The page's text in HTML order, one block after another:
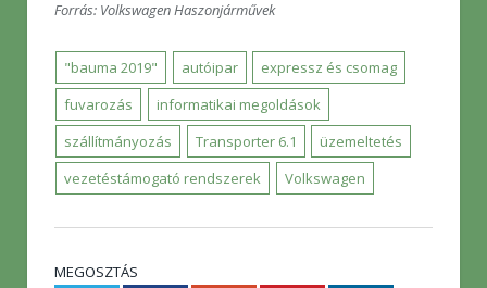
Forrás: Volkswagen Haszonjárművek
"bauma 2019" autóipar
expressz és csomag
fuvarozás
informatikai megoldások
szállítmányozás
Transporter 6.1
üzemeltetés
vezetéstámogató rendszerek
Volkswagen
MEGOSZTÁS